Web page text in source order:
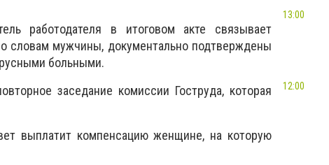
работодателя в итоговом акте связывает
мужчины, документально подтверждены
больными.
заседание комиссии Гоструда, которая
выплатит компенсацию женщине, на которую
13:00
12:00